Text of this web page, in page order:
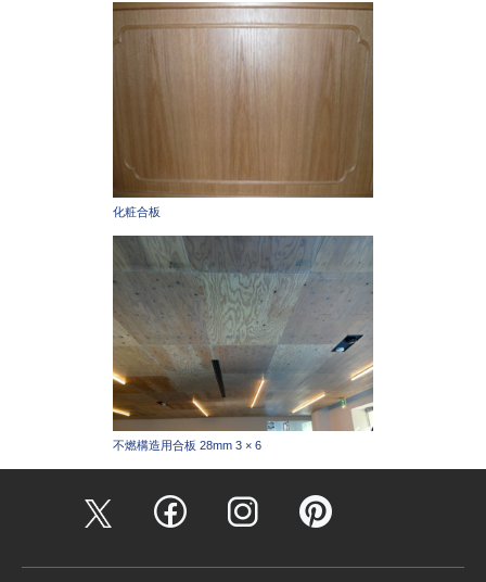
化粧合板
不燃構造用合板 28mm 3 × 6